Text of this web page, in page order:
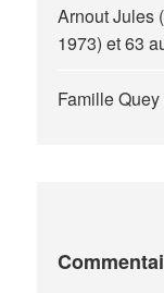
Arnout Jules
1973) et 63
Famille